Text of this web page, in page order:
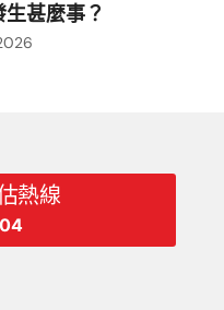
甚麼事？
熱線